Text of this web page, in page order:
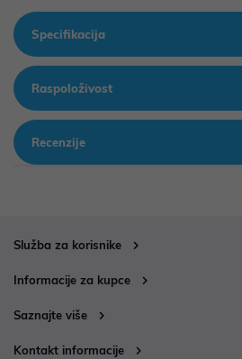
Specifikacija
Raspoloživost
Recenzije
Služba za korisnike
Informacije za kupce
Saznajte više
Kontakt informacije